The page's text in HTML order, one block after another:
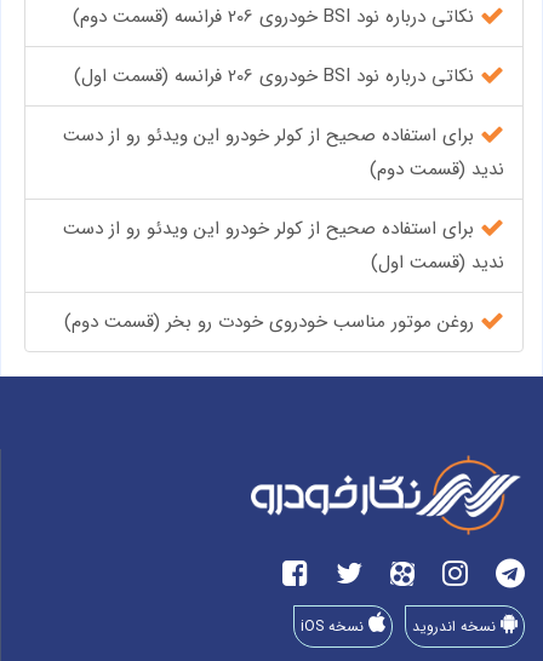
نکاتی درباره نود BSI خودروی 206 فرانسه (قسمت دوم)
نکاتی درباره نود BSI خودروی 206 فرانسه (قسمت اول)
برای استفاده صحیح از کولر خودرو این ویدئو رو از دست
ندید (قسمت دوم)
برای استفاده صحیح از کولر خودرو این ویدئو رو از دست
ندید (قسمت اول)
روغن موتور مناسب خودروی خودت رو بخر (قسمت دوم)
نسخه اندروید نسخه iOS